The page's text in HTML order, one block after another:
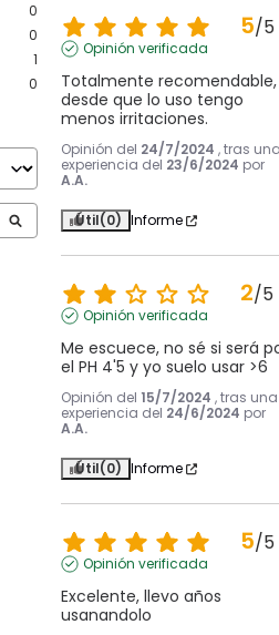
0
0
1
0
5/5
Opinión verificada
Totalmente recomendable,
desde que lo uso tengo
menos irritaciones.
Opinión del 24/7/2024 , tras
experiencia del 23/6/2024 por
A.A.
Útil(0) Informe
2/5
Opinión verificada
Me escuece, no sé si será
el PH 4'5 y yo suelo usar >6
Opinión del 15/7/2024 , tras una
experiencia del 24/6/2024 por
A.A.
Útil(0) Informe
5/5
Opinión verificada
Excelente, llevo años
usanandolo